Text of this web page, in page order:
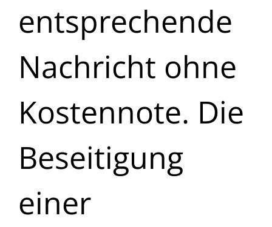
entsprechende
Nachricht ohne
Kostennote. Die
Beseitigung
einer